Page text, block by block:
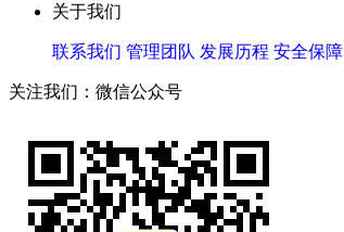
关于我们
联系我们 管理团队 发展历程 安全保障
关注我们：微信公众号